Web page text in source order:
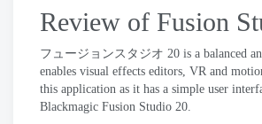
Review of Fusion
フュージョンスタジオ 20 is a balanced
enables visual effects editors, VR and
this application as it has a simple user
Blackmagic Fusion Studio 20.